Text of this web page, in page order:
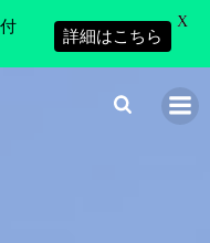
詳細はこちら
X